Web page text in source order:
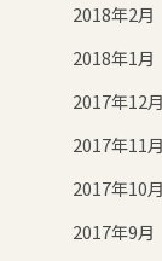
2018年2月
2018年1月
2017年12月
2017年11月
2017年10月
2017年9月